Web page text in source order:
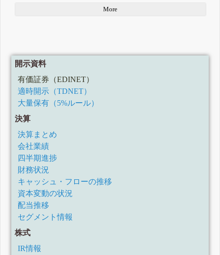
More
開示資料
有価証券（EDINET）
適時開示（TDNET）
大量保有（5%ルール）
決算
決算まとめ
会社業績
四半期進捗
財務状況
キャッシュ・フローの推移
資本変動の状況
配当推移
セグメント情報
株式
IR情報